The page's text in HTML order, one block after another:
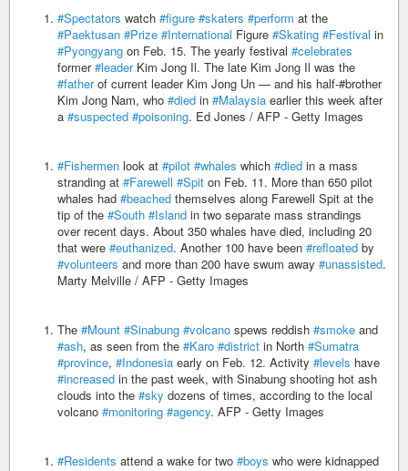
#Spectators watch #figure #skaters #perform at the
#Paektusan #Prize #International Figure #Skating #Festival in
#Pyongyang on Feb. 15. The yearly festival #celebrates
former#leaderKim Jong Il. The late Kim Jong Il was the
#fatherof current leader Kim Jong Un — and his half-#brother
Kim Jong Nam, who #died in #Malaysia earlier this week after
a #suspected #poisoning. Ed Jones / AFP - Getty Images
#Fishermen look at #pilot #whales which #died in a mass
stranding at #Farewell #Spit on Feb. 11. More than 650 pilot
whales had #beached themselves along Farewell Spit at the
tip of the #South #Island in two separate mass strandings
over recent days. About 350 whales have died, including 20
that were #euthanized. Another 100 have been #refloated by
#volunteers and more than 200 have swum away #unassisted.
Marty Melville / AFP - Getty Images
The #Mount #Sinabung #volcano spews reddish #smoke and
#ash, as seen from the #Karo #district in North #Sumatra
#province, #Indonesia early on Feb. 12. Activity #levels have
#increased in the past week, with Sinabung shooting hot ash
clouds into the #sky dozens of times, according to the local
volcano #monitoring #agency. AFP - Getty Images
#Residents attend a wake for two #boys who were kidnapped